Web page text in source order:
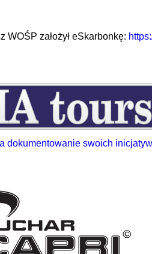
WOŚP założył eSkarbonkę:
dokumentowanie swoich